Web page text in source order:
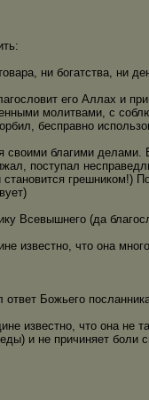
ни богатства, ни
его Аллах и
молитвами, с
бесправно
своими благими делами.
поступал
грешником!)
Всевышнего (да
известно, что она
Божьего
известно, что она не
и не причиняет боли